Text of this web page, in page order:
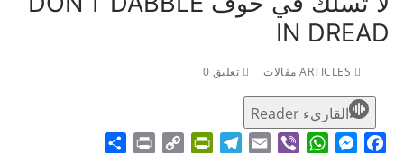
IN DREAD
تعليق 0
القاريء Reader